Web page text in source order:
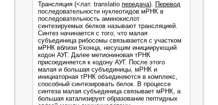
Трансляция (<лат. translatio передача). Перевод
последовательности нуклеотидов мРНК в
последовательность аминокислот
синтезируемых белков называют трансляцией.
Синтез начинается с того, что малая
субъединица рибосомы связывается с участком
мРНК вблизи 5′конца, несущим инициирующий
кодон АУГ. Далее метиониновая тРНК
присоединяется к кодону АУГ. После этого
малая и большая субъединицы, мРНК и
инициаторная тРНК объединяются в комплекс,
способный синтезировать белок. В процессе
синтеза малая субъединица связывает мРНК, а
большая катализирует образование пептидных